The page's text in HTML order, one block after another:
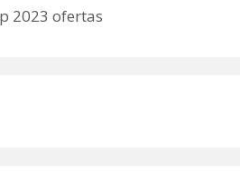
2023 ofertas